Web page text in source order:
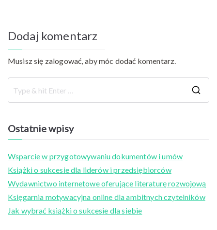
Dodaj komentarz
Musisz się zalogować, aby móc dodać komentarz.
Ostatnie wpisy
Wsparcie w przygotowywaniu dokumentów i umów
Książki o sukcesie dla liderów i przedsiębiorców
Wydawnictwo internetowe oferujące literaturę rozwojową
Księgarnia motywacyjna online dla ambitnych czytelników
Jak wybrać książki o sukcesie dla siebie